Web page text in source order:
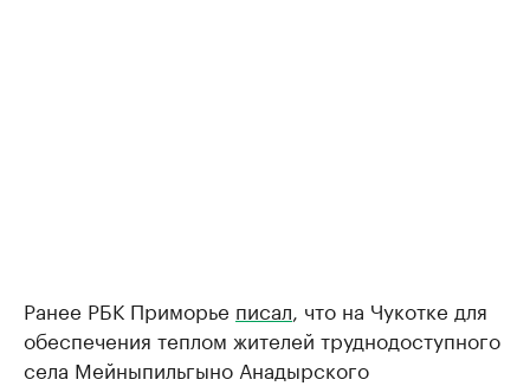
Ранее РБК Приморье писал, что на Чукотке для
обеспечения теплом жителей труднодоступного
села Мейныпильгыно Анадырского